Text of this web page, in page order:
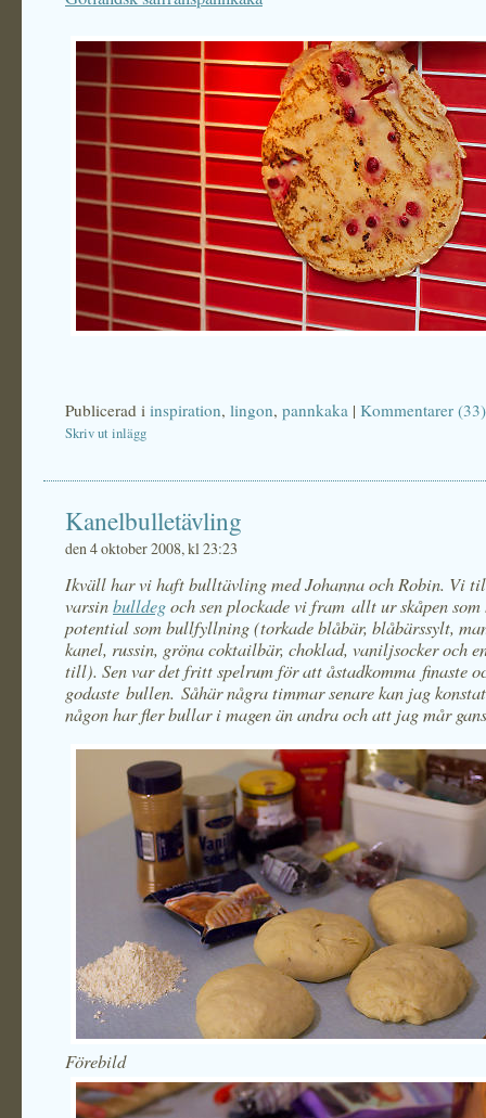
Publicerad i inspiration, lingon, pannkaka | Kommentarer (33)
Skriv ut inlägg
Kanelbulletävling
den 4 oktober 2008, kl 23:23
Ikväll har vi haft bulltävling med Johanna och Robin. Vi
varsinbulldegoch sen plockade vi fram allt ur skåpen som
potential som bullfyllning (torkade blåbär, blåbärssylt,
kanel, russin, gröna coktailbär, choklad, vaniljsocker och
till). Sen var det fritt spelrum för att åstadkomma finaste
godaste bullen. Såhär några timmar senare kan jag
någon har fler bullar i magen än andra och att jag mår
Förebild